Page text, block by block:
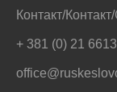
Контакт/
+ 381 (0) 21